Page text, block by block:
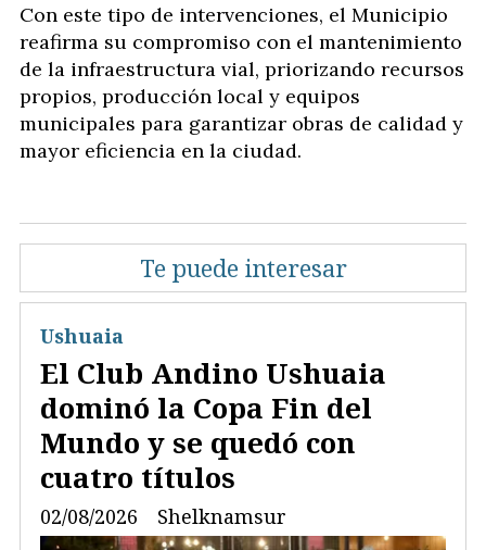
Con este tipo de intervenciones, el Municipio
reafirma su compromiso con el mantenimiento
de la infraestructura vial, priorizando recursos
propios, producción local y equipos
municipales para garantizar obras de calidad y
mayor eficiencia en la ciudad.
Te puede interesar
El Club Andino Ushuaia
dominó la Copa Fin del
Mundo y se quedó con
cuatro títulos
Shelknamsur
Ushuaia
02/08/2026